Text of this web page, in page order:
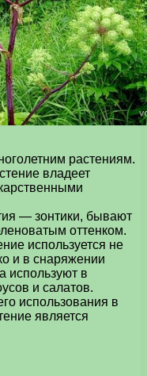
растениям.
владеет
— зонтики, бывают
оттенком.
используется не
и в снаряжении
используют в
и салатов.
использования в
является